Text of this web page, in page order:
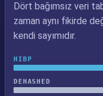
Dört bağımsız veri
zaman aynı fikirde
kendi sayımıdır.
HIBP
DEHASHED